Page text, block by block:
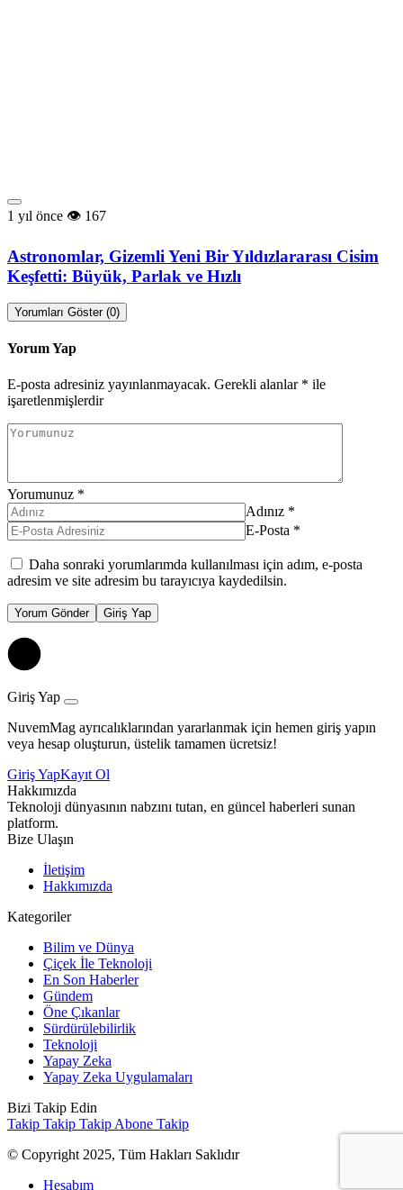
1 yıl önce 167
Astronomlar, Gizemli Yeni Bir Yıldızlararası Cisim
Keşfetti: Büyük, Parlak ve Hızlı
Yorumları Göster (0)
Yorum Yap
E-posta adresiniz yayınlanmayacak. Gerekli alanlar * ile
işaretlenmişlerdir
Yorumunuz *
Adınız *
E-Posta *
Daha sonraki yorumlarımda kullanılması için adım, e-posta
adresim ve site adresim bu tarayıcıya kaydedilsin.
Yorum Gönder Giriş Yap
Giriş Yap
NuvemMag ayrıcalıklarından yararlanmak için hemen giriş yapın
veya hesap oluşturun, üstelik tamamen ücretsiz!
Giriş YapKayıt Ol
Hakkımızda
Teknoloji dünyasının nabzını tutan, en güncel haberleri sunan
platform.
Bize Ulaşın
İletişim
Hakkımızda
Kategoriler
Bilim ve Dünya
Çiçek İle Teknoloji
En Son Haberler
Gündem
Öne Çıkanlar
Sürdürülebilirlik
Teknoloji
Yapay Zeka
Yapay Zeka Uygulamaları
Bizi Takip Edin
Takip Takip Takip Abone Takip
© Copyright 2025, Tüm Hakları Saklıdır
Hesabım